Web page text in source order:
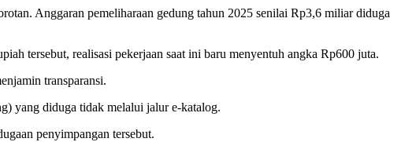
Anggaran pemeliharaan gedung tahun 2025 senilai Rp3,6 miliar diduga
tersebut, realisasi pekerjaan saat ini baru menyentuh angka Rp600 juta.
transparansi.
yang diduga tidak melalui jalur e-katalog.
penyimpangan tersebut.